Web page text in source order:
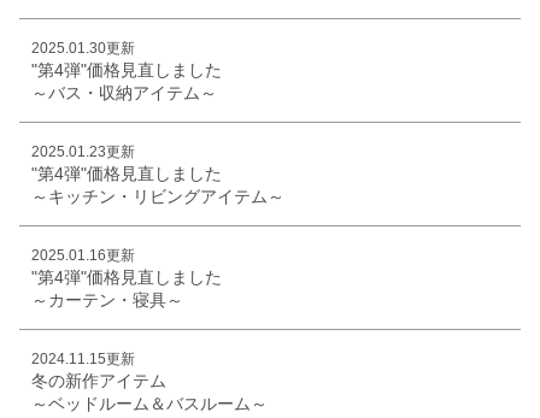
2025.01.30更新
"第4弾"価格見直しました
～バス・収納アイテム～
2025.01.23更新
"第4弾"価格見直しました
～キッチン・リビングアイテム～
2025.01.16更新
"第4弾"価格見直しました
～カーテン・寝具～
2024.11.15更新
冬の新作アイテム
～ベッドルーム＆バスルーム～